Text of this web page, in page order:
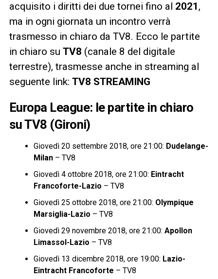
acquisito i diritti dei due tornei fino al 2021 ,
ma in ogni giornata un incontro verrà
trasmesso in chiaro da TV8. Ecco le partite
in chiaro su TV8 (canale 8 del digitale
terrestre), trasmesse anche in streaming al
seguente link: TV8 STREAMING
Europa League: le partite in chiaro
su TV8 (Gironi)
Giovedì 20 settembre 2018, ore 21:00: Dudelange-
Milan – TV8
Giovedì 4 ottobre 2018, ore 21:00: Eintracht
Francoforte-Lazio – TV8
Giovedì 25 ottobre 2018, ore 21:00: Olympique
Marsiglia-Lazio – TV8
Giovedì 29 novembre 2018, ore 21:00: Apollon
Limassol-Lazio – TV8
Giovedì 13 dicembre 2018, ore 19:00: Lazio-
Eintracht Francoforte – TV8